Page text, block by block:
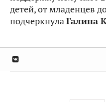
детей, от младенцев
подчеркнулаГалина